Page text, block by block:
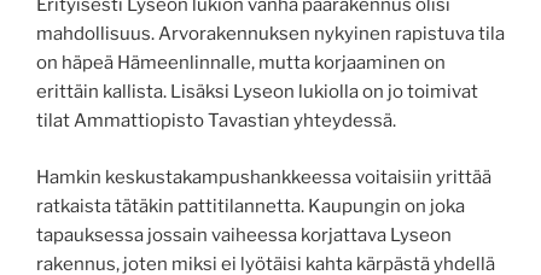
Erityisesti Lyseon lukion vanha päärakennus olisi
mahdollisuus. Arvorakennuksen nykyinen rapistuva tila
on häpeä Hämeenlinnalle, mutta korjaaminen on
erittäin kallista. Lisäksi Lyseon lukiolla on jo toimivat
tilat Ammattiopisto Tavastian yhteydessä.
Hamkin keskustakampushankkeessa voitaisiin yrittää
ratkaista tätäkin pattitilannetta. Kaupungin on joka
tapauksessa jossain vaiheessa korjattava Lyseon
rakennus, joten miksi ei lyötäisi kahta kärpästä yhdellä